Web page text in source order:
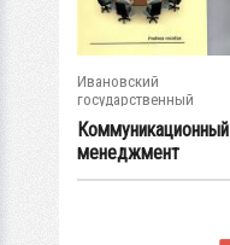
Ивановский
государственный
энергетический...
Коммуникационный
менеджмент